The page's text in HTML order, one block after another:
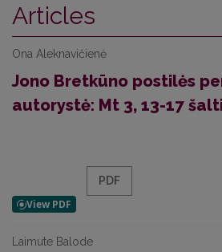
Articles
Ona Aleknavičienė
Jono Bretkūno postilės
autorystė: Mt 3, 13-17
PDF
Laimute Balode